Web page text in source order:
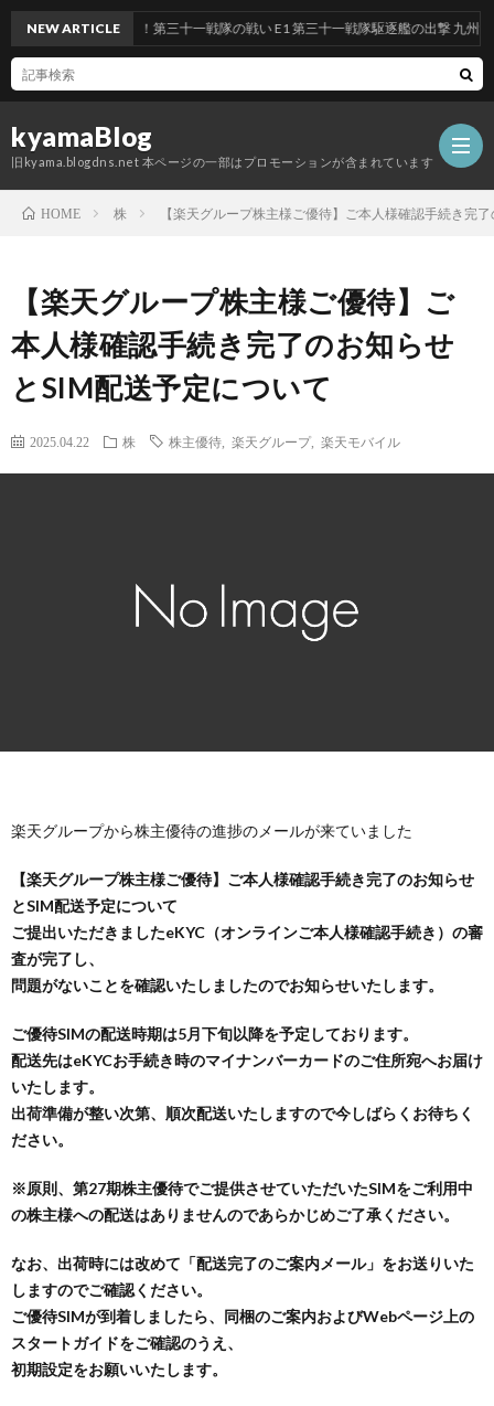
kyamaBlog
旧kyama.blogdns.net 本ページの一部はプロモーションが含まれています
NEW ARTICLE
前段作戦：反撃！第三十一戦隊の戦い E1 第三十一戦隊駆逐艦の出撃 九州沖/南西
HOME 株 【楽天グループ株主様ご優待】ご本人様確認手続き完
【楽天グループ株主様ご優待】ご
本人様確認手続き完了のお知らせ
とSIM配送予定について
2025.04.22 株 株主優待 楽天グループ, 楽天モバイル
楽天グループから株主優待の進捗のメールが来ていました
【楽天グループ株主様ご優待】ご本人様確認手続き完了のお知らせ
とSIM配送予定について
ご提出いただきましたeKYC（オンラインご本人様確認手続き）の審
査が完了し、
問題がないことを確認いたしましたのでお知らせいたします。
ご優待SIMの配送時期は5月下旬以降を予定しております。
配送先はeKYCお手続き時のマイナンバーカードのご住所宛へお届け
いたします。
出荷準備が整い次第、順次配送いたしますので今しばらくお待ちく
ださい。
※原則、第27期株主優待でご提供させていただいたSIMをご利用中
の株主様への配送はありませんのであらかじめご了承ください。
なお、出荷時には改めて「配送完了のご案内メール」をお送りいた
しますのでご確認ください。
ご優待SIMが到着しましたら、同梱のご案内およびWebページ上の
スタートガイドをご確認のうえ、
初期設定をお願いいたします。